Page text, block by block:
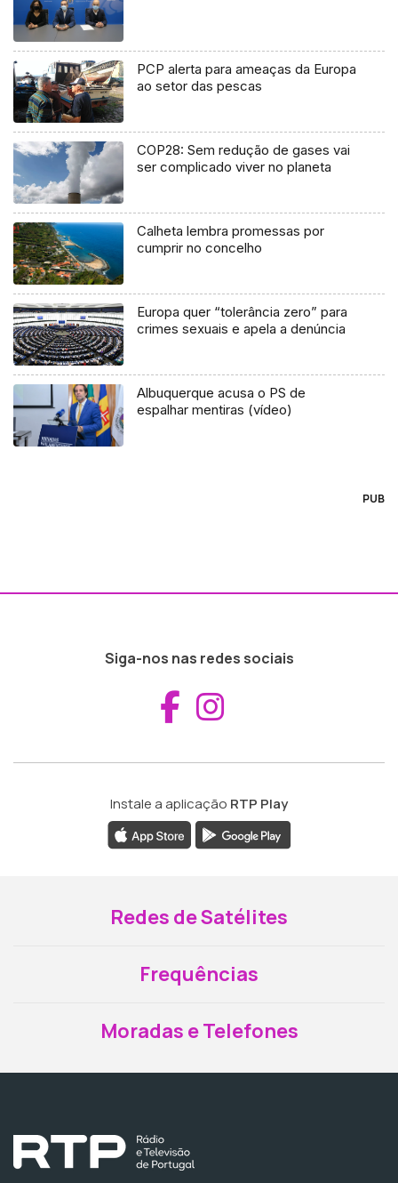
PCP alerta para ameaças da Europa
ao setor das pescas
COP28: Sem redução de gases vai
ser complicado viver no planeta
Calheta lembra promessas por
cumprir no concelho
Europa quer “tolerância zero” para
crimes sexuais e apela a denúncia
Albuquerque acusa o PS de
espalhar mentiras (vídeo)
PUB
Siga-nos nas redes sociais
Aceder ao
Instale a aplicação RTP Play
Redes de Satélites
Frequências
Moradas e Telefones